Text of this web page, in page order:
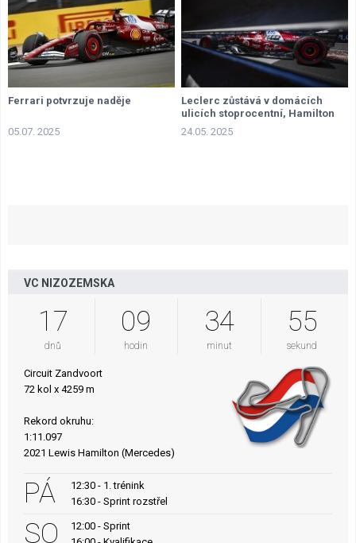
Ferrari potvrzuje naděje
05.07. 2025
Leclerc zůstává v domácích
ulicích stoprocentní, Hamilton
boural
24.05. 2025
VC NIZOZEMSKA
17
dnů
09
hodin
34
minut
54
sekund
Circuit Zandvoort
72 kol x 4259 m
Rekord okruhu:
1:11.097
2021 Lewis Hamilton (Mercedes)
PÁ
12:30 - 1. trénink
16:30 - Sprint rozstřel
SO
12:00 - Sprint